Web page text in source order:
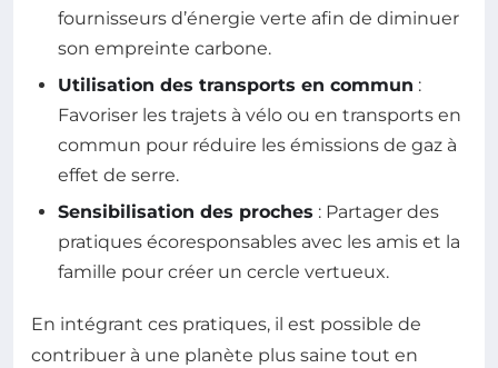
fournisseurs d’énergie verte afin de diminuer
son empreinte carbone.
Utilisation des transports en commun :
Favoriser les trajets à vélo ou en transports en
commun pour réduire les émissions de gaz à
effet de serre.
Sensibilisation des proches : Partager des
pratiques écoresponsables avec les amis et la
famille pour créer un cercle vertueux.
En intégrant ces pratiques, il est possible de
contribuer à une planète plus saine tout en